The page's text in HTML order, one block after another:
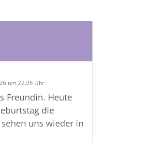
um 22.06 Uhr
Freundin. Heute
die
uns wieder in